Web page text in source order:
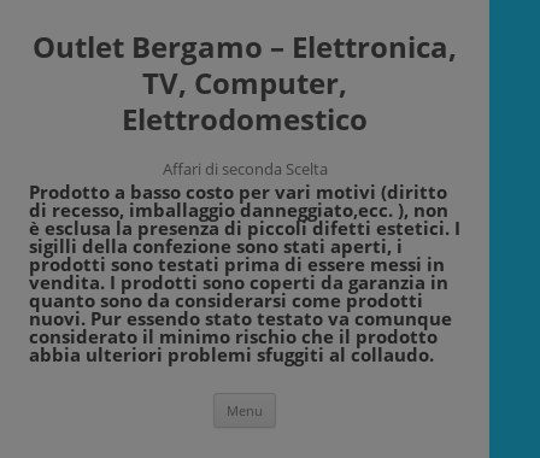
Outlet Bergamo – Elettronica,
TV, Computer,
Elettrodomestico
Affari di seconda Scelta
Prodotto a basso costo per vari motivi (diritto
di recesso, imballaggio danneggiato,ecc. ), non
è esclusa la presenza di piccoli difetti estetici. I
sigilli della confezione sono stati aperti, i
prodotti sono testati prima di essere messi in
vendita. I prodotti sono coperti da garanzia in
quanto sono da considerarsi come prodotti
nuovi. Pur essendo stato testato va comunque
considerato il minimo rischio che il prodotto
abbia ulteriori problemi sfuggiti al collaudo.
Menu